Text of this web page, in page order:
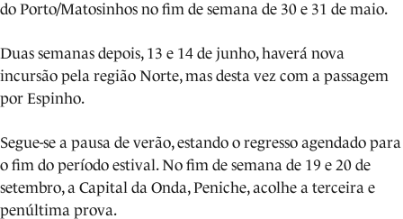
do Porto/Matosinhos no fim de semana de 30 e 31 de maio.
Duas semanas depois, 13 e 14 de junho, haverá nova
incursão pela região Norte, mas desta vez com a passagem
por Espinho.
Segue-se a pausa de verão, estando o regresso agendado para
o fim do período estival. No fim de semana de 19 e 20 de
setembro, a Capital da Onda, Peniche, acolhe a terceira e
penúltima prova.